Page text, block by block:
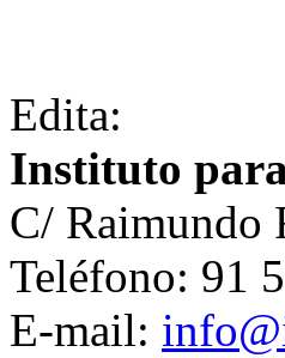
Edita:
Instituto
C/ Raimundo
Teléfono: 91
E-mail: